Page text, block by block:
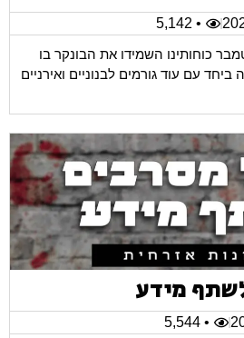
• 5,142
שישי ה27 לספטמבר כוחותינו השמידו את הבונקר בו
עם עוד גורמים לבנוניים ואירניים
מידע
• 5,544